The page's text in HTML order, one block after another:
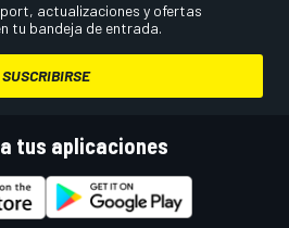
actualizaciones y ofertas
tu bandeja de entrada.
SUSCRIBIRSE
tus aplicaciones